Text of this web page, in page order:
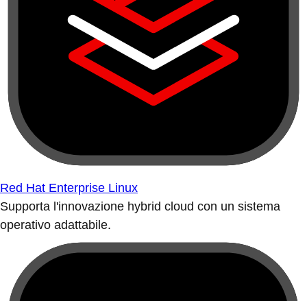
Red Hat Enterprise Linux
Supporta l'innovazione hybrid cloud con un sistema
operativo adattabile.